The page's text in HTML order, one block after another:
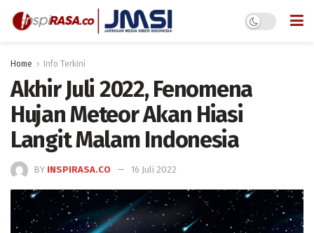
Home Info Terkini
Akhir Juli 2022, Fenomena
Hujan Meteor Akan Hiasi
Langit Malam Indonesia
BY INSPIRASA.CO 16 Juli 2022